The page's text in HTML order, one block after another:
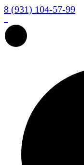
8 (931) 104-57-99